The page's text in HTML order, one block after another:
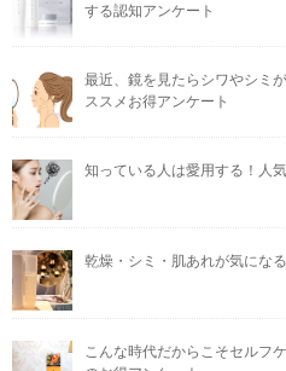
する認知アンケート
最近、鏡を見たらシワやシミ
ススメお得アンケート
知っている人は愛用する！人
乾燥・シミ・肌あれが気にな
こんな時代だからこそセルフ